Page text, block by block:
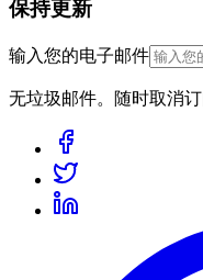
保持更新
输入您的电子邮件
无垃圾邮件。随时取消订